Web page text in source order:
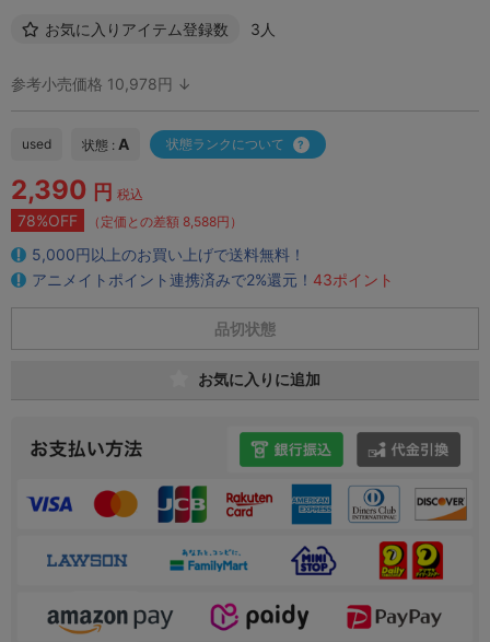
お気に入りアイテム登録数 3人
参考小売価格 10,978円 ↓
used 状態 : A 状態ランクについて
2,390 円 税込
78%OFF （定価との差額 8,588円）
5,000円以上のお買い上げで送料無料！
アニメイトポイント連携済みで2%還元！ 43ポイント
品切状態
お気に入りに追加